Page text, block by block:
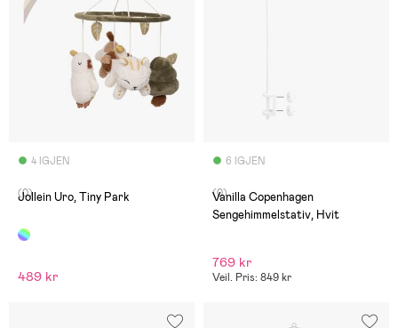
4 IGJEN
(0)
Jollein Uro, Tiny Park
489 kr
6 IGJEN
(0)
Vanilla Copenhagen
Sengehimmelstativ, Hvit
769 kr
Veil. Pris: 849 kr